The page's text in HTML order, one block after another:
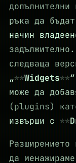
ръка да
начин
следваща
„
Widgets
може да
(plugins)
извърши с
да